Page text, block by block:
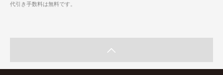
代引き手数料は無料です。